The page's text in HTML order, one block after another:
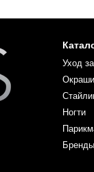
Уход
Ногти
Бренды